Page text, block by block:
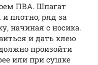
ПВА. Шпагат
плотно, ряд за
начиная с носика.
и дать клею
произойти
или при сушке